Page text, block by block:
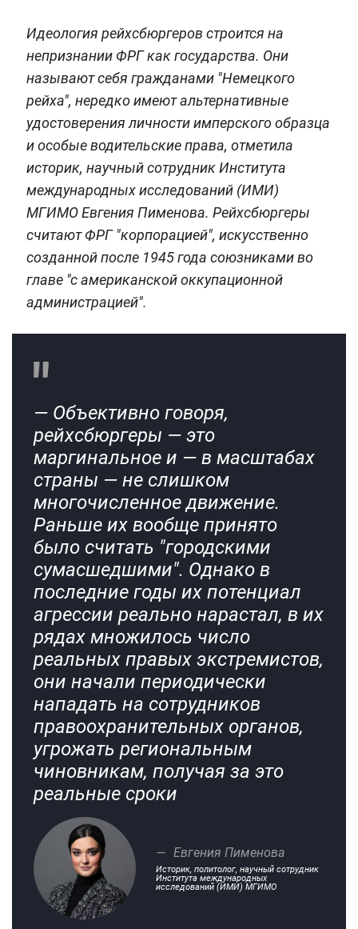
Идеология рейхсбюргеров строится на
непризнании ФРГ как государства. Они
называют себя гражданами "Немецкого
рейха", нередко имеют альтернативные
удостоверения личности имперского образца
и особые водительские права, отметила
историк, научный сотрудник Института
международных исследований (ИМИ)
МГИМО Евгения Пименова. Рейхсбюргеры
считают ФРГ "корпорацией", искусственно
созданной после 1945 года союзниками во
главе "с американской оккупационной
администрацией".
— Объективно говоря,
рейхсбюргеры — это
маргинальное и — в масштабах
страны — не слишком
многочисленное движение.
Раньше их вообще принято
было считать "городскими
сумасшедшими". Однако в
последние годы их потенциал
агрессии реально нарастал, в их
рядах множилось число
реальных правых экстремистов,
они начали периодически
нападать на сотрудников
правоохранительных органов,
угрожать региональным
чиновникам, получая за это
реальные сроки
Евгения Пименова
Историк, политолог, научный сотрудник
Института международных
исследований (ИМИ) МГИМО